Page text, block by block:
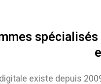
existe depuis